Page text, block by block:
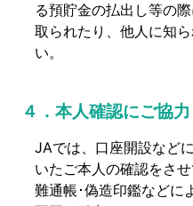
る預貯金の払出し等の
取られたり、他人に知
い。
４．本人確認にご協力
JAでは、口座開設など
いたご本人の確認をさ
難通帳･偽造印鑑などに